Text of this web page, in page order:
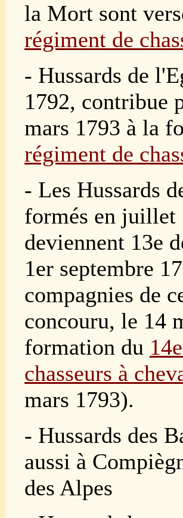
la Mort sont
régiment de
- Hussards de
1792, contribue
mars 1793 à la
régiment de
- Les Hussards
formés en juillet
deviennent 13e
1er septembre
compagnies de
concouru, le 14
formation du
chasseurs à
mars 1793).
- Hussards des
aussi à
des Alpes